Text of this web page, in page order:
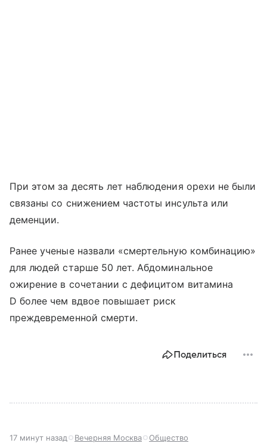
При этом за десять лет наблюдения орехи не были
связаны со снижением частоты инсульта или
деменции.
Ранее ученые назвали «смертельную комбинацию»
для людей старше 50 лет. Абдоминальное
ожирение в сочетании с дефицитом витамина
D более чем вдвое повышает риск
преждевременной смерти.
Поделиться
17 минут назад Вечерняя Москва Общество